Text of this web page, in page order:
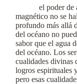
el poder de
magnético no se
profundo más allá
del océano no
sabor que el agua
del océano. Los
cualidades divinas
logros espirituales
pero esas